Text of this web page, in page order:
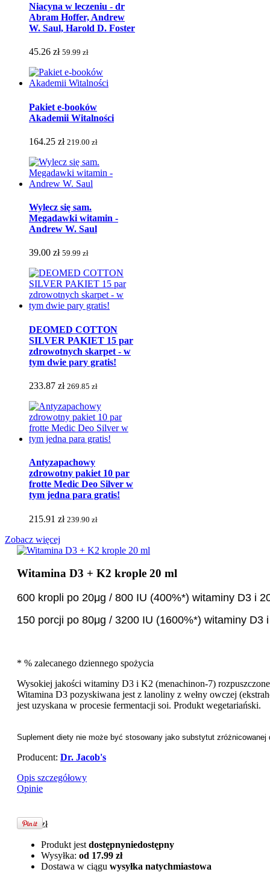
Niacyna w leczeniu - dr
Abram Hoffer, Andrew
W. Saul, Harold D. Foster
45.26 zł 59.99 zł
Pakiet e-booków
Akademii Witalności
164.25 zł 219.00 zł
Wylecz się sam.
Megadawki witamin -
Andrew W. Saul
39.00 zł 59.99 zł
DEOMED COTTON
SILVER PAKIET 15 par
zdrowotnych skarpet - w
tym dwie pary gratis!
233.87 zł 269.85 zł
Antyzapachowy
zdrowotny pakiet 10 par
frotte Medic Deo Silver w
tym jedna para gratis!
215.91 zł 239.90 zł
Zobacz więcej
Witamina D3 + K2 krople 20 ml
600 kropli po 20μg / 800 IU (400%*) witaminy D3 i
150 porcji po 80μg / 3200 IU (1600%*) witaminy D3
* % zalecanego dziennego spożycia
Wysokiej jakości witaminy D3 i K2 (menachinon-7)
Witamina D3 pozyskiwana jest z lanoliny z wełny owczej
jest uzyskana w procesie fermentacji soi. Produkt wegetariański.
Suplement diety nie może być stosowany jako substytut
Producent: Dr. Jacob's
Opis szczegółowy
Opinie
69.00 zł
Produkt jest dostępnyniedostępny
Wysyłka: od 17.99 zł
Dostawa w ciągu wysyłka natychmiastowa